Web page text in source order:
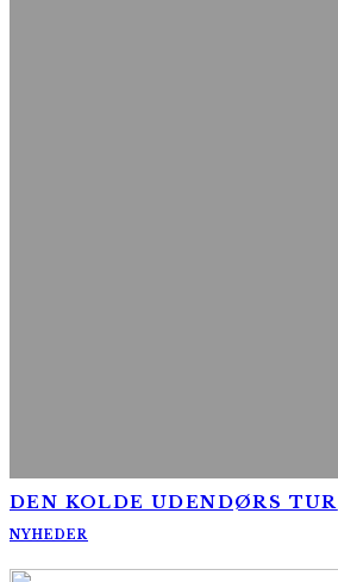
DEN KOLDE UDENDØRS TUR
NYHEDER